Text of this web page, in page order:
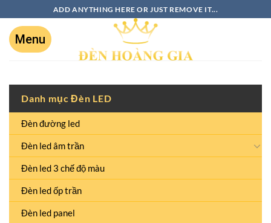
ADD ANYTHING HERE OR JUST REMOVE IT...
Danh mục Đèn LED
Đèn đường led
Đèn led âm trần
Đèn led 3 chế độ màu
Đèn led ốp trần
Đèn led panel